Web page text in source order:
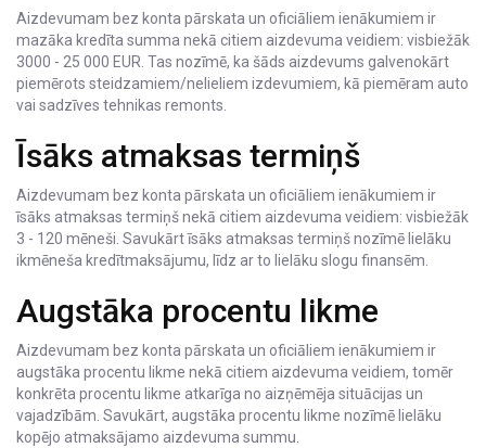
Aizdevumam bez konta pārskata un oficiāliem ienākumiem ir
mazāka kredīta summa nekā citiem aizdevuma veidiem: visbiežāk
3000 - 25 000 EUR. Tas nozīmē, ka šāds aizdevums galvenokārt
piemērots steidzamiem/nelieliem izdevumiem, kā piemēram auto
vai sadzīves tehnikas remonts.
Īsāks atmaksas termiņš
Aizdevumam bez konta pārskata un oficiāliem ienākumiem ir
īsāks atmaksas termiņš nekā citiem aizdevuma veidiem: visbiežāk
3 - 120 mēneši. Savukārt īsāks atmaksas termiņš nozīmē lielāku
ikmēneša kredītmaksājumu, līdz ar to lielāku slogu finansēm.
Augstāka procentu likme
Aizdevumam bez konta pārskata un oficiāliem ienākumiem ir
augstāka procentu likme nekā citiem aizdevuma veidiem, tomēr
konkrēta procentu likme atkarīga no aizņēmēja situācijas un
vajadzībām. Savukārt, augstāka procentu likme nozīmē lielāku
kopējo atmaksājamo aizdevuma summu.